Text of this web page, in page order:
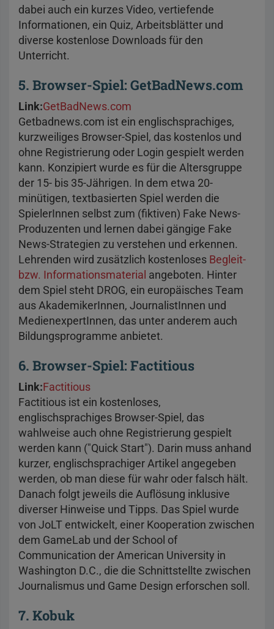
dabei auch ein kurzes Video, vertiefende
Informationen, ein Quiz, Arbeitsblätter und
diverse kostenlose Downloads für den
Unterricht.
5. Browser-Spiel: GetBadNews.com
Link:GetBadNews.com
Getbadnews.com ist ein englischsprachiges,
kurzweiliges Browser-Spiel, das kostenlos und
ohne Registrierung oder Login gespielt werden
kann. Konzipiert wurde es für die Altersgruppe
der 15- bis 35-Jährigen. In dem etwa 20-
minütigen, textbasierten Spiel werden die
SpielerInnen selbst zum (fiktiven) Fake News-
Produzenten und lernen dabei gängige Fake
News-Strategien zu verstehen und erkennen.
Lehrenden wird zusätzlich kostenloses Begleit-
bzw. Informationsmaterial angeboten. Hinter
dem Spiel steht DROG, ein europäisches Team
aus AkademikerInnen, JournalistInnen und
MedienexpertInnen, das unter anderem auch
Bildungsprogramme anbietet.
6. Browser-Spiel: Factitious
Link:Factitious
Factitious ist ein kostenloses,
englischsprachiges Browser-Spiel, das
wahlweise auch ohne Registrierung gespielt
werden kann ("Quick Start"). Darin muss anhand
kurzer, englischsprachiger Artikel angegeben
werden, ob man diese für wahr oder falsch hält.
Danach folgt jeweils die Auflösung inklusive
diverser Hinweise und Tipps. Das Spiel wurde
von JoLT entwickelt, einer Kooperation zwischen
dem GameLab und der School of
Communication der American University in
Washington D.C., die die Schnittstellte zwischen
Journalismus und Game Design erforschen soll.
7. Kobuk